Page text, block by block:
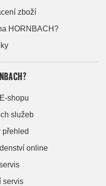
zboží
HORNBACH?
shopu
služeb
přehled
online
servis